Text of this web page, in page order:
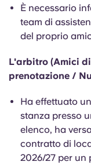
È necessario
team di
del proprio
L'arbitro (Amici
prenotazione /
Ha effettuato
stanza presso
elenco, ha
contratto di
2026/27 per un